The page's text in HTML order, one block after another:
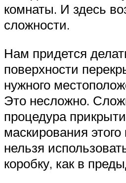
комнаты. И здесь
сложности.
Нам придется
поверхности
нужного
Это несложно.
процедура
маскирования
нельзя
коробку, как в